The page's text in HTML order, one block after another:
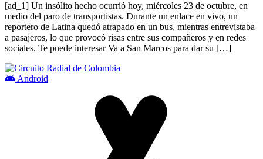
[ad_1] Un insólito hecho ocurrió hoy, miércoles 23 de octubre, en
medio del paro de transportistas. Durante un enlace en vivo, un
reportero de Latina quedó atrapado en un bus, mientras entrevistaba
a pasajeros, lo que provocó risas entre sus compañeros y en redes
sociales. Te puede interesar Va a San Marcos para dar su […]
Android